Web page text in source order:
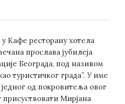
Кафе ресторану хотела
прослава јубилеја
Београда, под називом
туристичког града”. У име
од покровитеља овог
присуствовати Мирјана